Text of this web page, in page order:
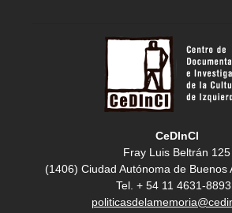
CeDInCI
Fray Luis Beltrán 125
(1406) Ciudad Autónoma de Buenos
Tel. + 54 11 4631-